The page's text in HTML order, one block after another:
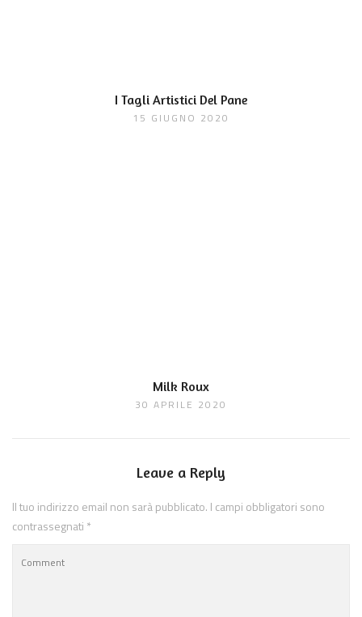
I Tagli Artistici Del Pane
15 GIUGNO 2020
Milk Roux
30 APRILE 2020
Leave a Reply
Il tuo indirizzo email non sarà pubblicato. I campi obbligatori sono
contrassegnati *